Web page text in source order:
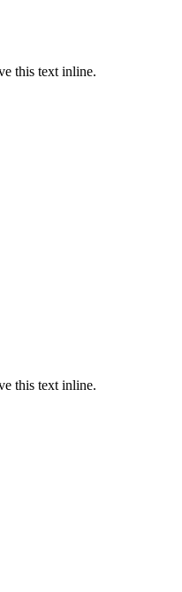
this text inline.
this text inline.